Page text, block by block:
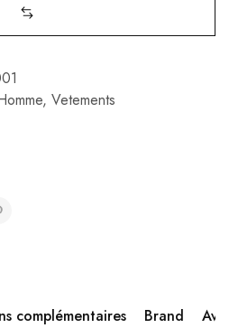
, Vetements
complémentaires Brand